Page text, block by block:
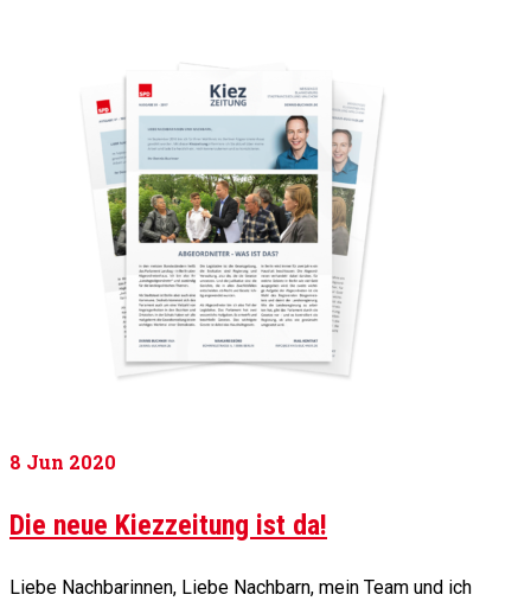
8 Jun 2020
Die neue Kiezzeitung ist da!
Liebe Nachbarinnen, Liebe Nachbarn, mein Team und ich